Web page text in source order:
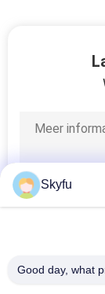
Skyfu
Good day, what